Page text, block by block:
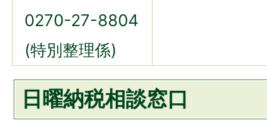
0270-27-8804
(特別整理係)
日曜納税相談窓口